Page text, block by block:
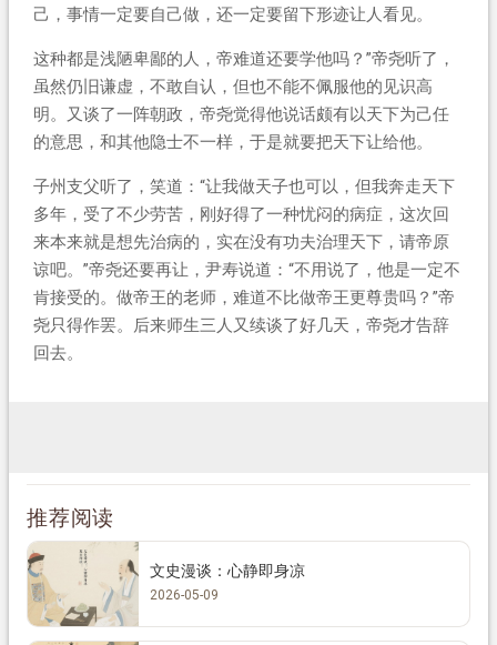
己，事情一定要自己做，还一定要留下形迹让人看见。
这种都是浅陋卑鄙的人，帝难道还要学他吗？”帝尧听了，
虽然仍旧谦虚，不敢自认，但也不能不佩服他的见识高
明。又谈了一阵朝政，帝尧觉得他说话颇有以天下为己任
的意思，和其他隐士不一样，于是就要把天下让给他。
子州支父听了，笑道：“让我做天子也可以，但我奔走天下
多年，受了不少劳苦，刚好得了一种忧闷的病症，这次回
来本来就是想先治病的，实在没有功夫治理天下，请帝原
谅吧。”帝尧还要再让，尹寿说道：“不用说了，他是一定不
肯接受的。做帝王的老师，难道不比做帝王更尊贵吗？”帝
尧只得作罢。后来师生三人又续谈了好几天，帝尧才告辞
回去。
推荐阅读
文史漫谈：心静即身凉
2026-05-09